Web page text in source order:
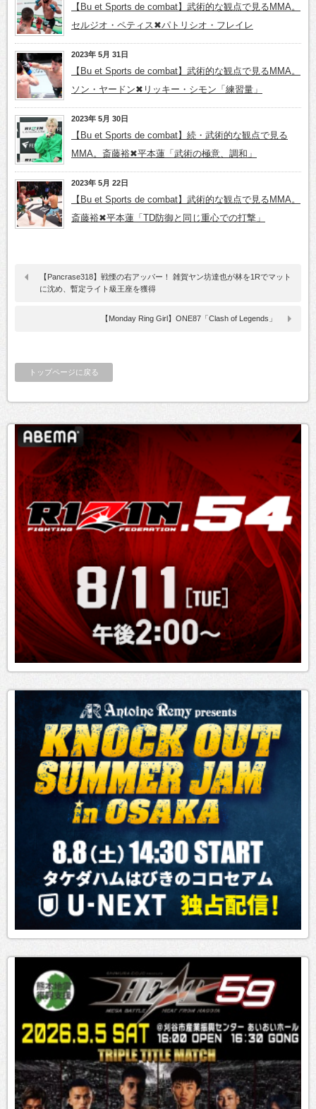
【Bu et Sports de combat】武術的な観点で見るMMA。
セルジオ・ペティス✖パトリシオ・フレイレ
2023年 5月 31日
【Bu et Sports de combat】武術的な観点で見るMMA。
ソン・ヤードン✖リッキー・シモン「練習量」
2023年 5月 30日
【Bu et Sports de combat】続・武術的な観点で見る
MMA。斎藤裕✖平本蓮「武術の極意、調和」
2023年 5月 22日
【Bu et Sports de combat】武術的な観点で見るMMA。
斎藤裕✖平本蓮「TD防御と同じ重心での打撃」
【Pancrase318】戦慄の右アッパー！ 雑賀ヤン坊達也が林を1Rでマット
に沈め、暫定ライト級王座を獲得
【Monday Ring Girl】ONE87「Clash of Legends」
トップページに戻る